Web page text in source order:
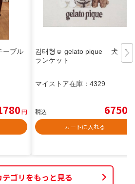
ーブル
円
김태형☺︎ gelato pique 犬 ブ
ランケット
マイストア在庫： 4329
税込 6750
カートに入れる
テゴリをもっと見る